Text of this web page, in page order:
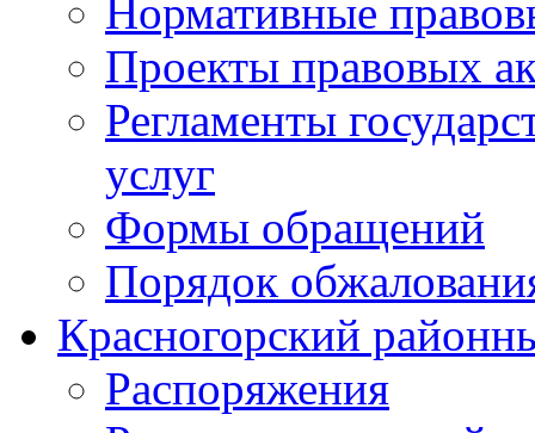
Нормативные
Проекты правовых
Регламенты
услуг
Формы обращений
Порядок
Красногорский
Распоряжения